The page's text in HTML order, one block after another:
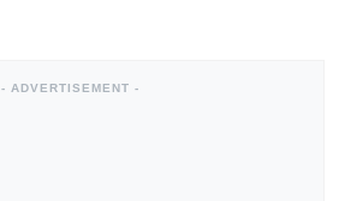
- ADVERTISEMENT -